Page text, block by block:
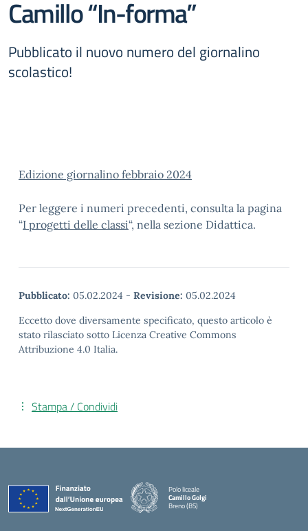
Camillo “In-forma”
Pubblicato il nuovo numero del giornalino
scolastico!
Edizione giornalino febbraio 2024
Per leggere i numeri precedenti, consulta la pagina
“I progetti delle classi“, nella sezione Didattica.
Pubblicato: 05.02.2024 - Revisione: 05.02.2024
Eccetto dove diversamente specificato, questo articolo è
stato rilasciato sotto Licenza Creative Commons
Attribuzione 4.0 Italia.
Stampa / Condividi
Polo liceale
Camillo Golgi
Breno (BS)